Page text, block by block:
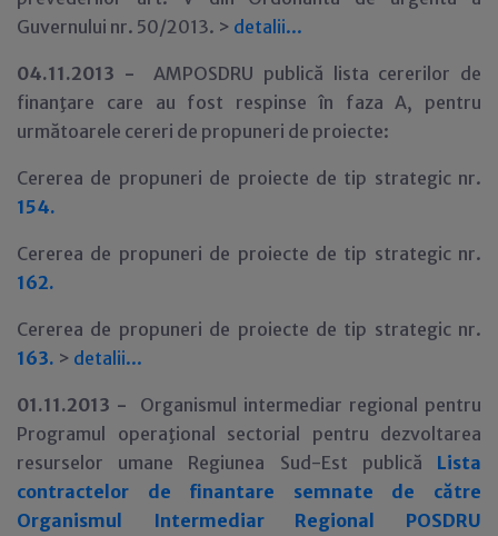
Guvernului nr. 50/2013. > detalii...
04.11.2013 -AMPOSDRU publică lista cererilor de
finanţare care au fost respinse în faza A, pentru
următoarele cereri de propuneri de proiecte:
Cererea de propuneri de proiecte de tip strategic nr.
154.
Cererea de propuneri de proiecte de tip strategic nr.
162.
Cererea de propuneri de proiecte de tip strategic nr.
163. > detalii...
01.11.2013 - Organismul intermediar regional pentru
Programul operaţional sectorial pentru dezvoltarea
resurselor umane Regiunea Sud-Est publică Lista
contractelor de finantare semnate de către
Organismul Intermediar Regional POSDRU